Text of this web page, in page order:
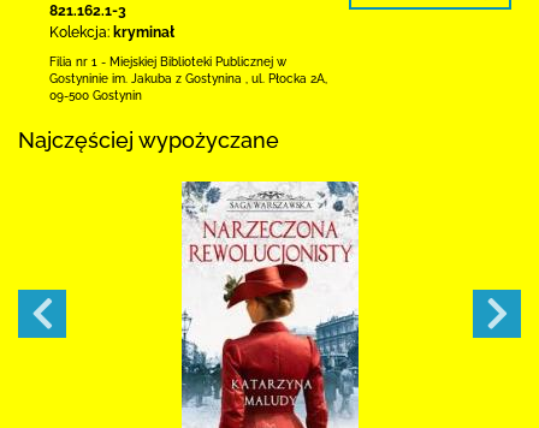
821.162.1-3
Kolekcja: kryminał
Filia nr 1 - Miejskiej Biblioteki Publicznej w
Gostyninie im. Jakuba z Gostynina
ul. Płocka 2A
09-500 Gostynin
Najczęściej wypożyczane